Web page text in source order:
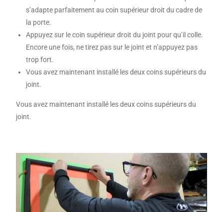
s’adapte parfaitement au coin supérieur droit du cadre de
la porte.
Appuyez sur le coin supérieur droit du joint pour qu’il colle.
Encore une fois, ne tirez pas sur le joint et n’appuyez pas
trop fort.
Vous avez maintenant installé les deux coins supérieurs du
joint.
Vous avez maintenant installé les deux coins supérieurs du
joint.